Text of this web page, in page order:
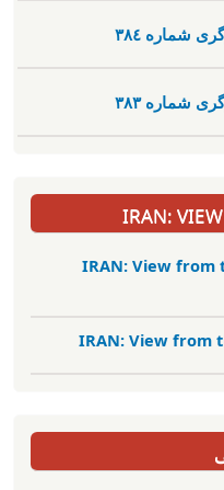
٣٨٤
٣٨٣
IRAN:
IRAN: View
IRAN: View